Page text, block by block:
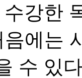
수강한
음에는
수 있